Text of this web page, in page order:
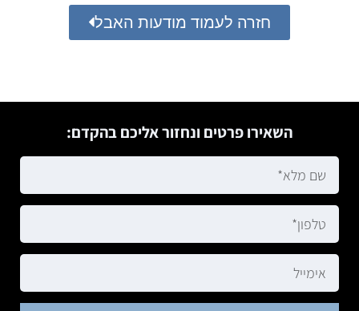
חזרה לעמוד מודעות האבל
השאירו פרטים ונחזור אליכם בהקדם: